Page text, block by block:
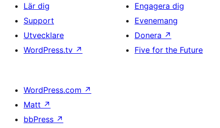
Lär dig
Support
Utvecklare
WordPress.tv ↗
Engagera dig
Evenemang
Donera ↗
Five for the Future
WordPress.com ↗
Matt ↗
bbPress ↗